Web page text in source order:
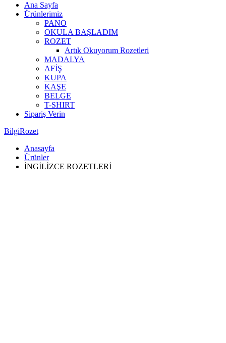
Ana Sayfa
Ürünlerimiz
PANO
OKULA BAŞLADIM
ROZET
Artık Okuyorum Rozetleri
MADALYA
AFİŞ
KUPA
KAŞE
BELGE
T-SHIRT
Sipariş Verin
BilgiRozet
Anasayfa
Ürünler
İNGİLİZCE ROZETLERİ